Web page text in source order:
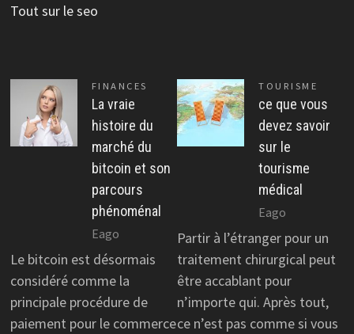
Tout sur le seo
FINANCES
La vraie
histoire du
marché du
bitcoin et son
parcours
phénoménal
Eago
Le bitcoin est désormais
considéré comme la
principale procédure de
paiement pour le commerce
TOURISME
ce que vous
devez savoir
sur le
tourisme
médical
Eago
Partir à l’étranger pour un
traitement chirurgical peut
être accablant pour
n’importe qui. Après tout,
ce n’est pas comme si vous